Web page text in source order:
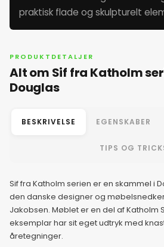
praktisk flade og skulpturelt
PRODUKTDETALJER
Alt om Sif fra Katholm
Douglas
BESKRIVELSE EGENSKABER
TIPS OG
Sif fra Katholm serien er en skammel i
den danske designer og
Jakobsen. Møblet er en del af Katholm
eksemplar har sit eget udtryk med
åretegninger.